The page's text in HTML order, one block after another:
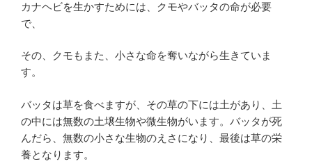
カナヘビを生かすためには、クモやバッタの命が必要
で、
その、クモもまた、小さな命を奪いながら生きていま
す。
バッタは草を食べますが、その草の下には土があり、土
の中には無数の土壌生物や微生物がいます。バッタが死
んだら、無数の小さな生物のえさになり、最後は草の栄
養となります。